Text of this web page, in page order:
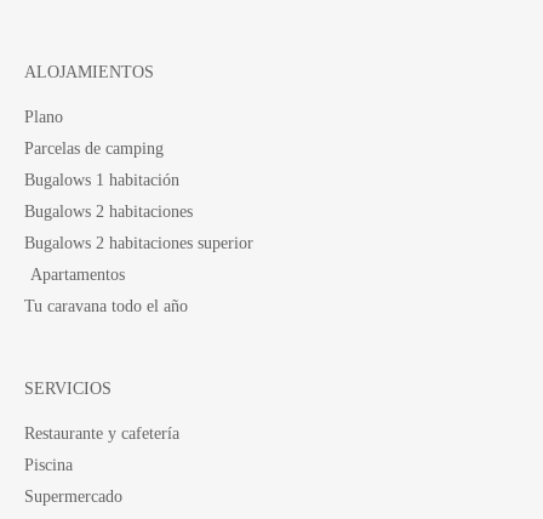
ALOJAMIENTOS
Plano
Parcelas de camping
Bugalows 1 habitación
Bugalows 2 habitaciones
Bugalows 2 habitaciones superior
Apartamentos
Tu caravana todo el año
SERVICIOS
Restaurante y cafetería
Piscina
Supermercado